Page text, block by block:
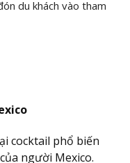
du khách vào tham
cocktail phổ biến
người Mexico.